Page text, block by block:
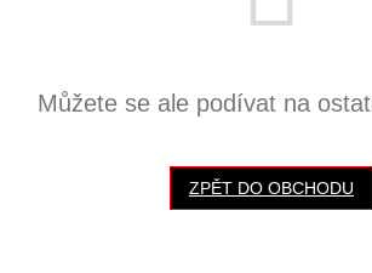
Můžete se ale podívat na
ZPĚT DO OBCHODU